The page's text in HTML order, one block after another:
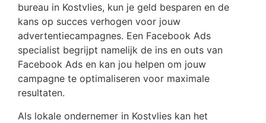
bureau in Kostvlies, kun je geld besparen en de
kans op succes verhogen voor jouw
advertentiecampagnes. Een Facebook Ads
specialist begrijpt namelijk de ins en outs van
Facebook Ads en kan jou helpen om jouw
campagne te optimaliseren voor maximale
resultaten.
Als lokale ondernemer in Kostvlies kan het